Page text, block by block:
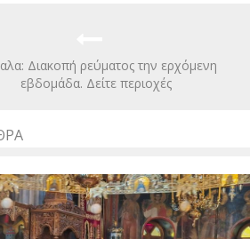
Διακοπή ρεύματος την ερχόμενη
εβδομάδα. Δείτε περιοχές